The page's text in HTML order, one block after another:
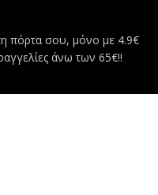
πόρτα σου, μόνο με 4.9€
άνω των 65€!!